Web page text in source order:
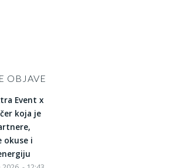
OBJAVE
Event x
koja je
okuse i